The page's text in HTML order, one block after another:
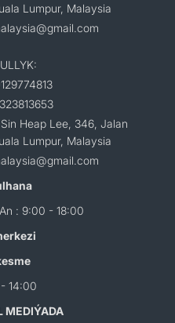
Lumpur, Malaysia
Heap Lee, 346, Jalan
Lumpur, Malaysia
: 9:00 - 18:00
14:00
MEDIÝADA